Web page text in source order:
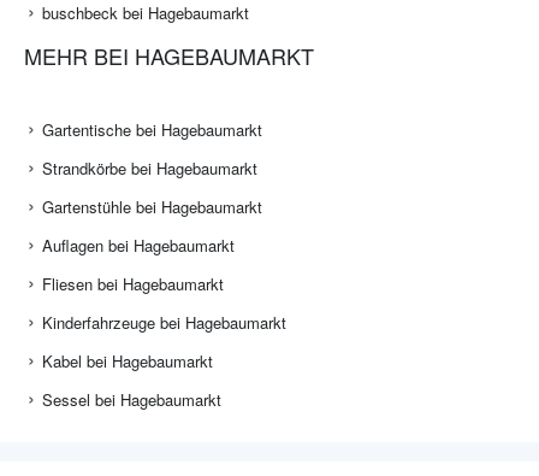
buschbeck bei Hagebaumarkt
MEHR BEI HAGEBAUMARKT
Gartentische bei Hagebaumarkt
Strandkörbe bei Hagebaumarkt
Gartenstühle bei Hagebaumarkt
Auflagen bei Hagebaumarkt
Fliesen bei Hagebaumarkt
Kinderfahrzeuge bei Hagebaumarkt
Kabel bei Hagebaumarkt
Sessel bei Hagebaumarkt